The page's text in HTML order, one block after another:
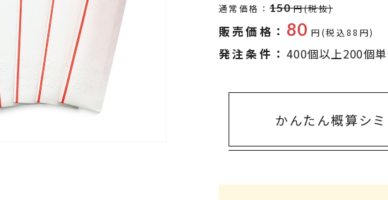
UVケア
バッグ&ポーチ
キャラクター雑貨
すべてのカテゴリ
1,000～2,000円
2,000～3,000円
5,000円～
通常価格： 150 円(税抜)
販売価格： 80 円(税込88円)
発注条件： 400個以上200個
かんたん概算シ